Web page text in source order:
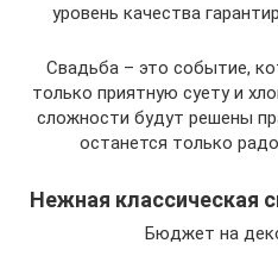
уровень качества
Свадьба – это событие,
только приятную суету и
сложности будут решены
останется только
Нежная классическая
Бюджет на